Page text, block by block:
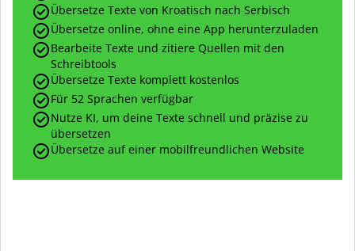
Übersetze Texte von Kroatisch nach Serbisch
Übersetze online, ohne eine App herunterzuladen
Bearbeite Texte und zitiere Quellen mit den
Schreibtools
Übersetze Texte komplett kostenlos
Für 52 Sprachen verfügbar
Nutze KI, um deine Texte schnell und präzise zu
übersetzen
Übersetze auf einer mobilfreundlichen Website